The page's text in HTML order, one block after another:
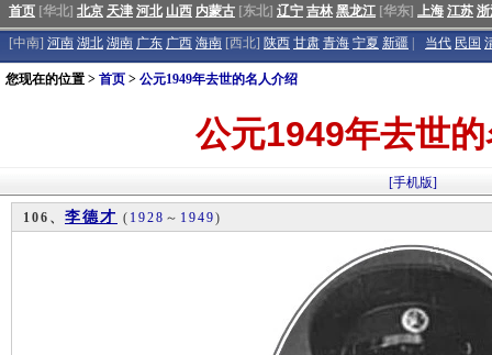
首页 [华北] 北京 天津 河北 山西 内蒙古 [东北] 辽宁 吉林 黑龙江 [华东] 上海 江苏
[中南] 河南 湖北 湖南 广东 广西 海南 [西北] 陕西 甘肃 青海 宁夏 新疆 当代 民国
您现在的位置 > 首页 > 公元1949年去世的名人介绍
公元1949年去世
[手机版]
106、 李德才 ( 1928 ～ 1949)